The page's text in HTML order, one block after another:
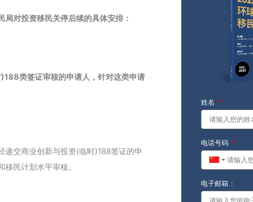
对投资移民关停后续的具体安排：
类签证审核的申请人，针对这类申请
递交商业创新与投资(临时)188签证的申
民计划水平审核。
姓名
电话号码
China
电子邮箱：